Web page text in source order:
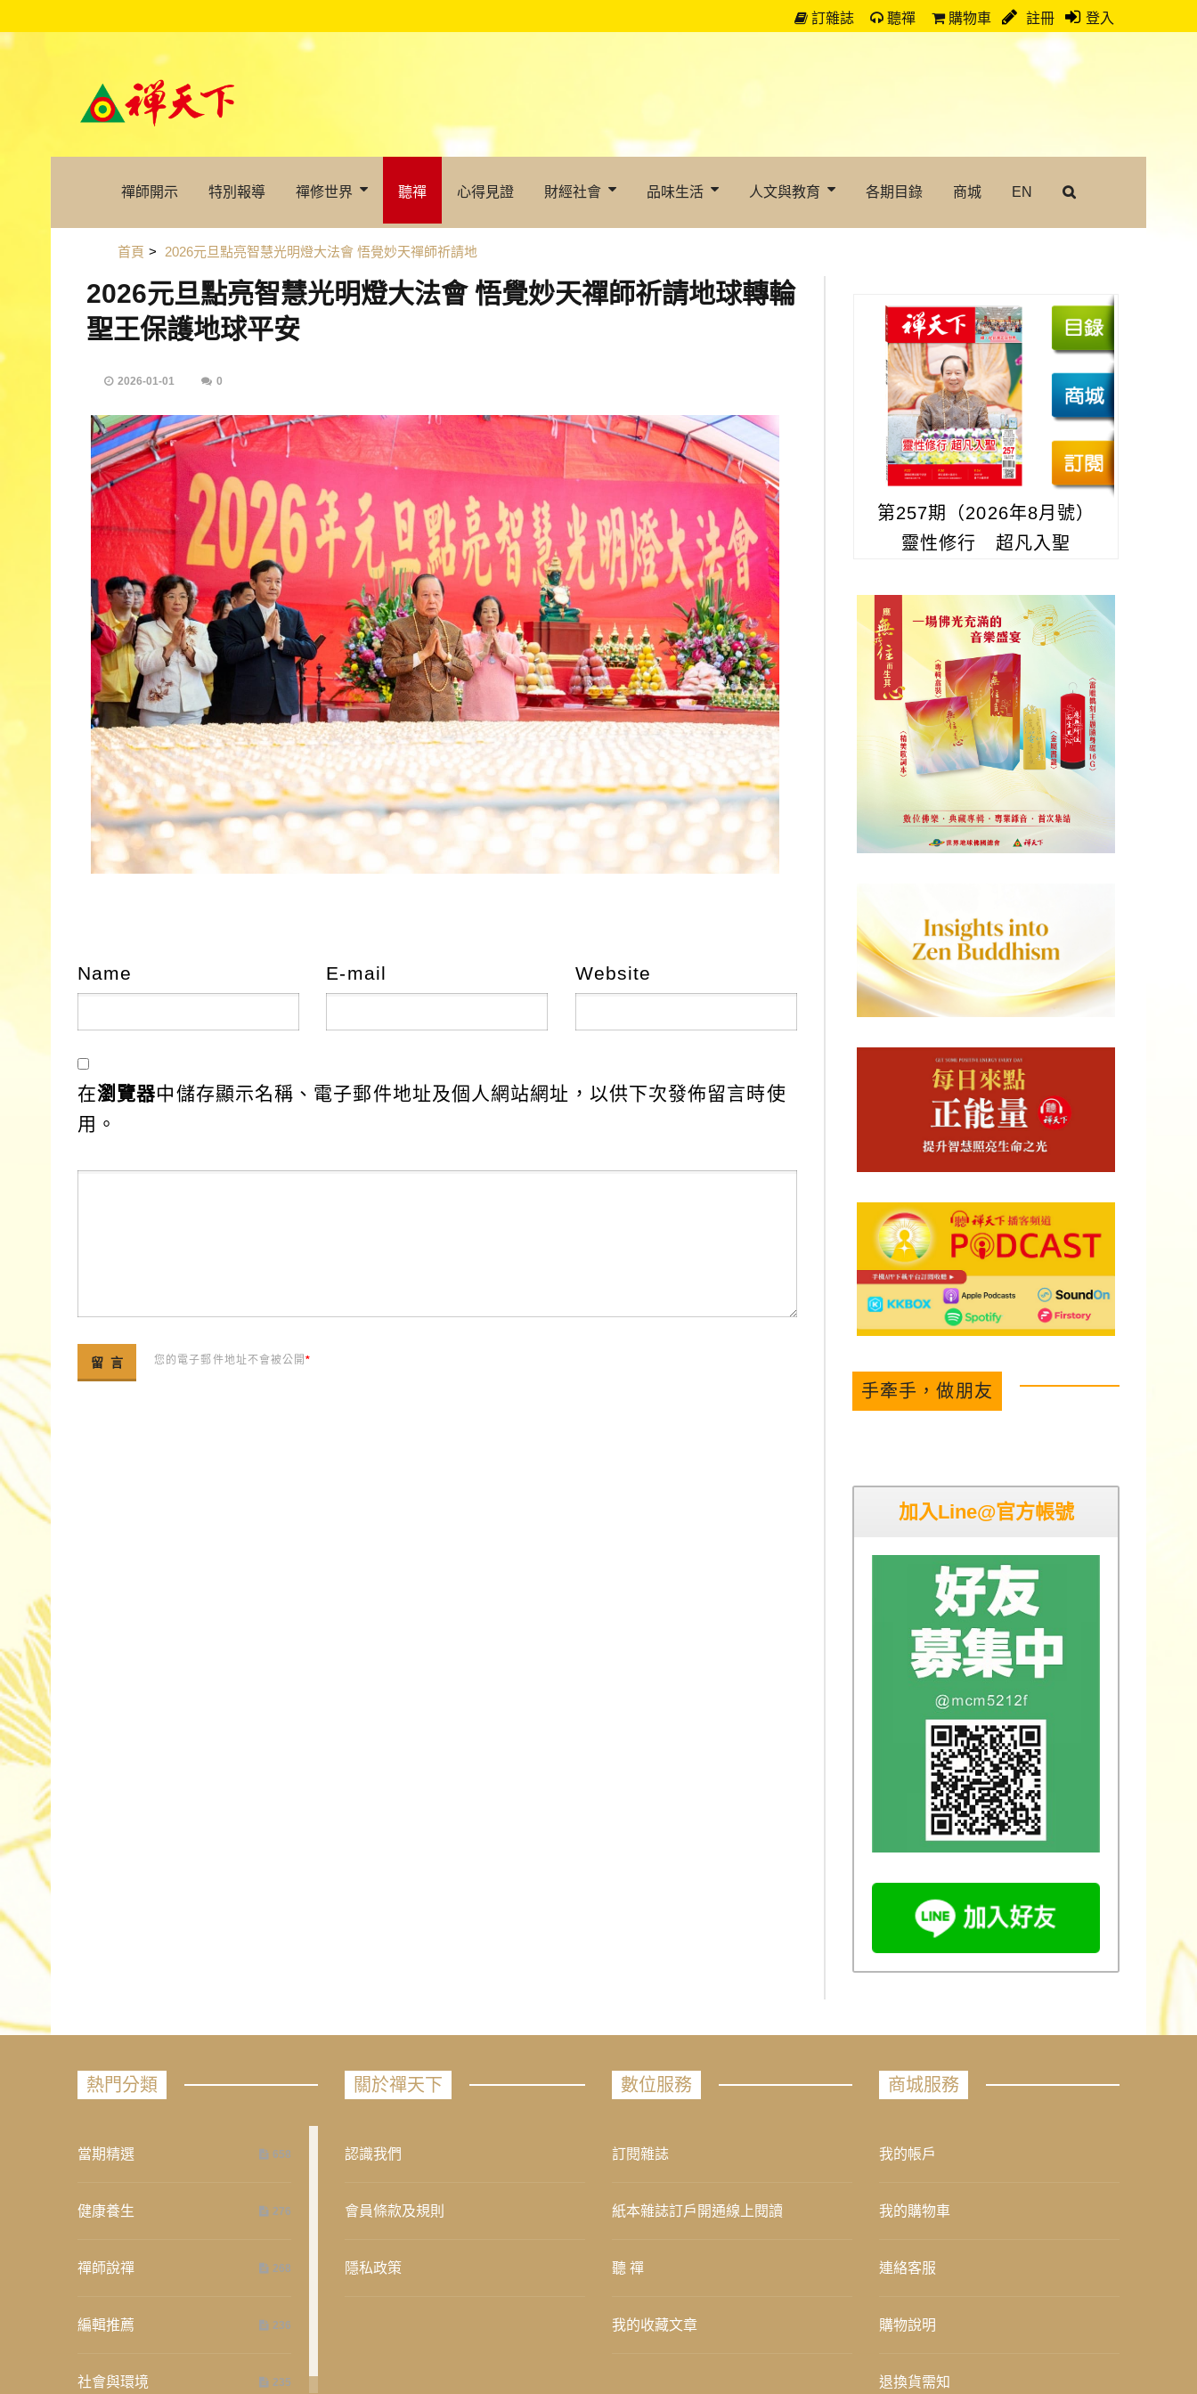
訂雜誌 聽禪 購物車 註冊 登入
禪師開示 特別報導 禪修世界 聽禪 心得見證 財經社會 品味生活 人文與教育 各期目錄 商城 EN
首頁 > 2026元旦點亮智慧光明燈大法會 悟覺妙天禪師祈請地
2026元旦點亮智慧光明燈大法會 悟覺妙天禪師祈請地球轉輪
聖王保護地球平安
2026-01-01 0
Name E-mail Website
在瀏覽器中儲存顯示名稱、電子郵件地址及個人網站網址，以供下次發佈留言時使
用。
您的電子郵件地址不會被公開*
第257期（2026年8月號）
靈性修行 超凡入聖
手牽手，做朋友
加入Line@官方帳號
熱門分類
當期精選 658
健康養生 276
禪師說禪 268
編輯推薦 236
社會與環境 235
關於禪天下
認識我們
會員條款及規則
隱私政策
數位服務
訂閱雜誌
紙本雜誌訂戶開通線上閱讀
聽 禪
我的收藏文章
商城服務
我的帳戶
我的購物車
連絡客服
購物說明
退換貨需知